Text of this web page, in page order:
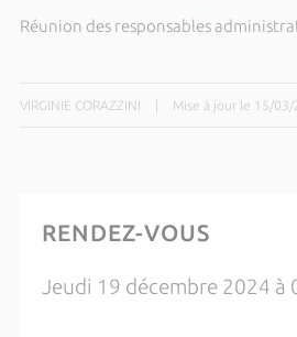
Réunion des responsables
VIRGINIE CORAZZINI Mise à jour le 15/03/
RENDEZ-VOUS
Jeudi 19 décembre 2024 à